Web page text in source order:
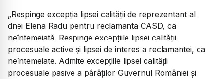
„Respinge excepția lipsei calității de reprezentant al
dnei Elena Radu pentru reclamanta CASD, ca
neîntemeiată. Respinge excepțiile lipsei calității
procesuale active și lipsei de interes a reclamantei, ca
neîntemeiate. Admite excepțiile lipsei calității
procesuale pasive a pârâților Guvernul României și